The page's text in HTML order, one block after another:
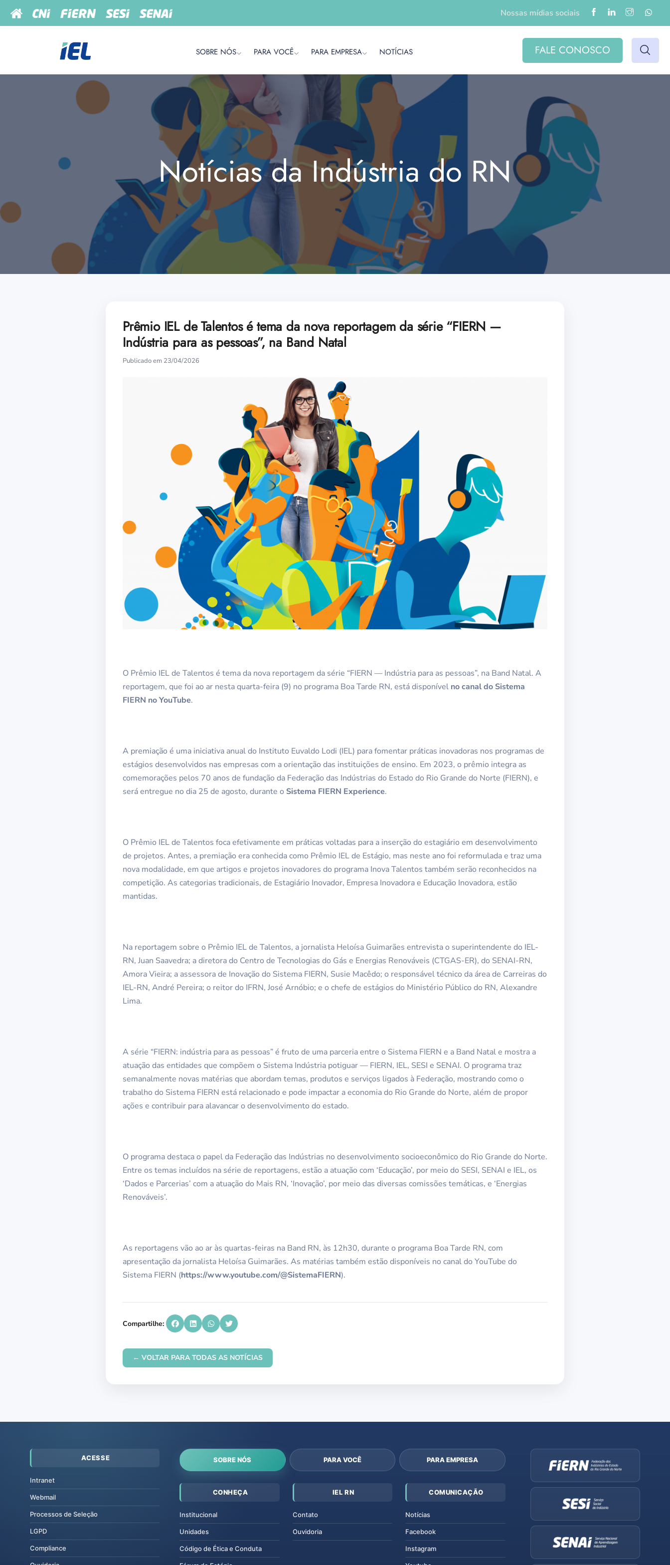
Nossas mídias sociais
SOBRE NÓS PARA VOCÊ PARA EMPRESA NOTÍCIAS FALE CONOSCO
Notícias da Indústria do RN
Prêmio IEL de Talentos é tema da nova reportagem da série “FIERN —
Indústria para as pessoas”, na Band Natal
Publicado em 23/04/2026
O Prêmio IEL de Talentos é tema da nova reportagem da série “FIERN — Indústria para as pessoas”, na Band Natal. A
reportagem, que foi ao ar nesta quarta-feira (9) no programa Boa Tarde RN, está disponível no canal do Sistema
FIERN no YouTube.
A premiação é uma iniciativa anual do Instituto Euvaldo Lodi (IEL) para fomentar práticas inovadoras nos programas de
estágios desenvolvidos nas empresas com a orientação das instituições de ensino. Em 2023, o prêmio integra as
comemorações pelos 70 anos de fundação da Federação das Indústrias do Estado do Rio Grande do Norte (FIERN), e
será entregue no dia 25 de agosto, durante o Sistema FIERN Experience.
O Prêmio IEL de Talentos foca efetivamente em práticas voltadas para a inserção do estagiário em desenvolvimento
de projetos. Antes, a premiação era conhecida como Prêmio IEL de Estágio, mas neste ano foi reformulada e traz uma
nova modalidade, em que artigos e projetos inovadores do programa Inova Talentos também serão reconhecidos na
competição. As categorias tradicionais, de Estagiário Inovador, Empresa Inovadora e Educação Inovadora, estão
mantidas.
Na reportagem sobre o Prêmio IEL de Talentos, a jornalista Heloísa Guimarães entrevista o superintendente do IEL-
RN, Juan Saavedra; a diretora do Centro de Tecnologias do Gás e Energias Renováveis (CTGAS-ER), do SENAI-RN,
Amora Vieira; a assessora de Inovação do Sistema FIERN, Susie Macêdo; o responsável técnico da área de Carreiras do
IEL-RN, André Pereira; o reitor do IFRN, José Arnóbio; e o chefe de estágios do Ministério Público do RN, Alexandre
Lima.
A série “FIERN: indústria para as pessoas” é fruto de uma parceria entre o Sistema FIERN e a Band Natal e mostra a
atuação das entidades que compõem o Sistema Indústria potiguar — FIERN, IEL, SESI e SENAI. O programa traz
semanalmente novas matérias que abordam temas, produtos e serviços ligados à Federação, mostrando como o
trabalho do Sistema FIERN está relacionado e pode impactar a economia do Rio Grande do Norte, além de propor
ações e contribuir para alavancar o desenvolvimento do estado.
O programa destaca o papel da Federação das Indústrias no desenvolvimento socioeconômico do Rio Grande do Norte.
Entre os temas incluídos na série de reportagens, estão a atuação com ‘Educação’, por meio do SESI, SENAI e IEL, os
‘Dados e Parcerias’ com a atuação do Mais RN, ‘Inovação’, por meio das diversas comissões temáticas, e ‘Energias
Renováveis’.
As reportagens vão ao ar às quartas-feiras na Band RN, às 12h30, durante o programa Boa Tarde RN, com
apresentação da jornalista Heloísa Guimarães. As matérias também estão disponíveis no canal do YouTube do
Sistema FIERN (https://www.youtube.com/@SistemaFIERN).
Compartilhe:
← VOLTAR PARA TODAS AS NOTÍCIAS
ACESSE
Intranet
Webmail
Processos de Seleção
LGPD
Compliance
SOBRE NÓS PARA VOCÊ PARA EMPRESA
CONHEÇA
Institucional
Unidades
Código de Ética e Conduta
IEL RN
Contato
Ouvidoria
COMUNICAÇÃO
Notícias
Facebook
Instagram